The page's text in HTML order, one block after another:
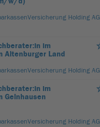
Holding AG
im
Altenburger Land
Holding AG
im
Gelnhausen
Holding AG